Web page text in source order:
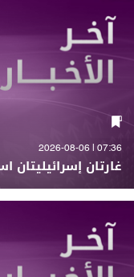
07:36 | 2026-08-06
غارتان